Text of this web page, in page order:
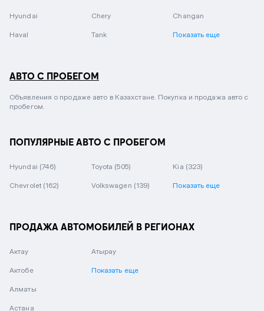
Hyundai Chery Changan
Haval Tank Показать еще
АВТО С ПРОБЕГОМ
Объявления о продаже авто в Казахстане. Покупка и продажа авто с
пробегом.
ПОПУЛЯРНЫЕ АВТО С ПРОБЕГОМ
Hyundai (746) Toyota (505) Kia (323)
Chevrolet (162) Volkswagen (139) Показать еще
ПРОДАЖА АВТОМОБИЛЕЙ В РЕГИОНАХ
Актау
Актобе
Алматы
Астана
Атырау
Показать еще